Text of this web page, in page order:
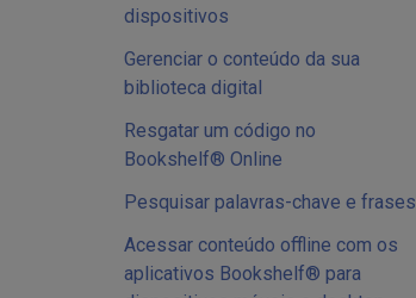
dispositivos
Gerenciar o conteúdo da sua
biblioteca digital
Resgatar um código no
Bookshelf® Online
Pesquisar palavras-chave e frases
Acessar conteúdo offline com os
aplicativos Bookshelf® para